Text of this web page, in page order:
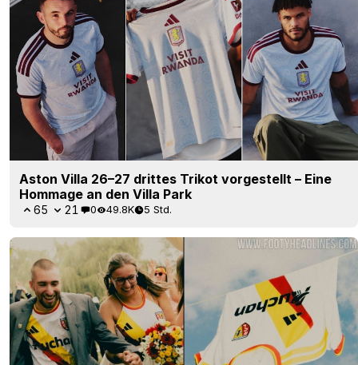
Aston Villa 26–27 drittes Trikot vorgestellt – Eine
Hommage an den Villa Park
65 21 0 49.8K 5 Std.